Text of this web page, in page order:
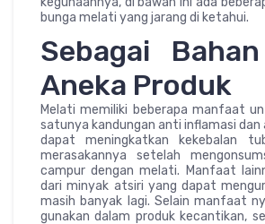
bunga melati yang jarang di ketahui.
Sebagai
Aneka Produk
Melati memiliki beberapa manfaat
satunya kandungan anti inflamasi dan
dapat meningkatkan kekebalan
merasakannya setelah
campur dengan melati. Manfaat
dari minyak atsiri yang dapat
masih banyak lagi. Selain manfaat
gunakan dalam produk kecantikan,